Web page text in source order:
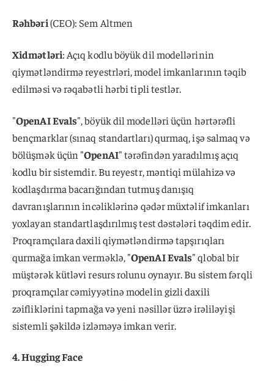
Rəhbəri(CEO): Sem Altmen
Xidmətləri: Açıq kodlu böyük dil modellərinin
qiymətləndirmə reyestrləri, model imkanlarının təqib
edilməsi və rəqabətli hərbi tipli testlər.
"OpenAI Evals", böyük dil modelləri üçün hərtərəfli
bençmarklar (sınaq standartları) qurmaq, işə salmaq və
bölüşmək üçün "OpenAI" tərəfindən yaradılmış açıq
kodlu bir sistemdir. Bu reyestr, məntiqi mülahizə və
kodlaşdırma bacarığından tutmuş danışıq
davranışlarının incəliklərinə qədər müxtəlif imkanları
yoxlayan standartlaşdırılmış test dəstələri təqdim edir.
Proqramçılara daxili qiymətləndirmə tapşırıqları
qurmağa imkan verməklə, "OpenAI Evals" qlobal bir
müştərək kütləvi resurs rolunu oynayır. Bu sistem fərqli
proqramçılar cəmiyyətinə modelin gizli daxili
zəifliklərini tapmağa və yeni nəsillər üzrə irəliləyişi
sistemli şəkildə izləməyə imkan verir.
4. Hugging Face